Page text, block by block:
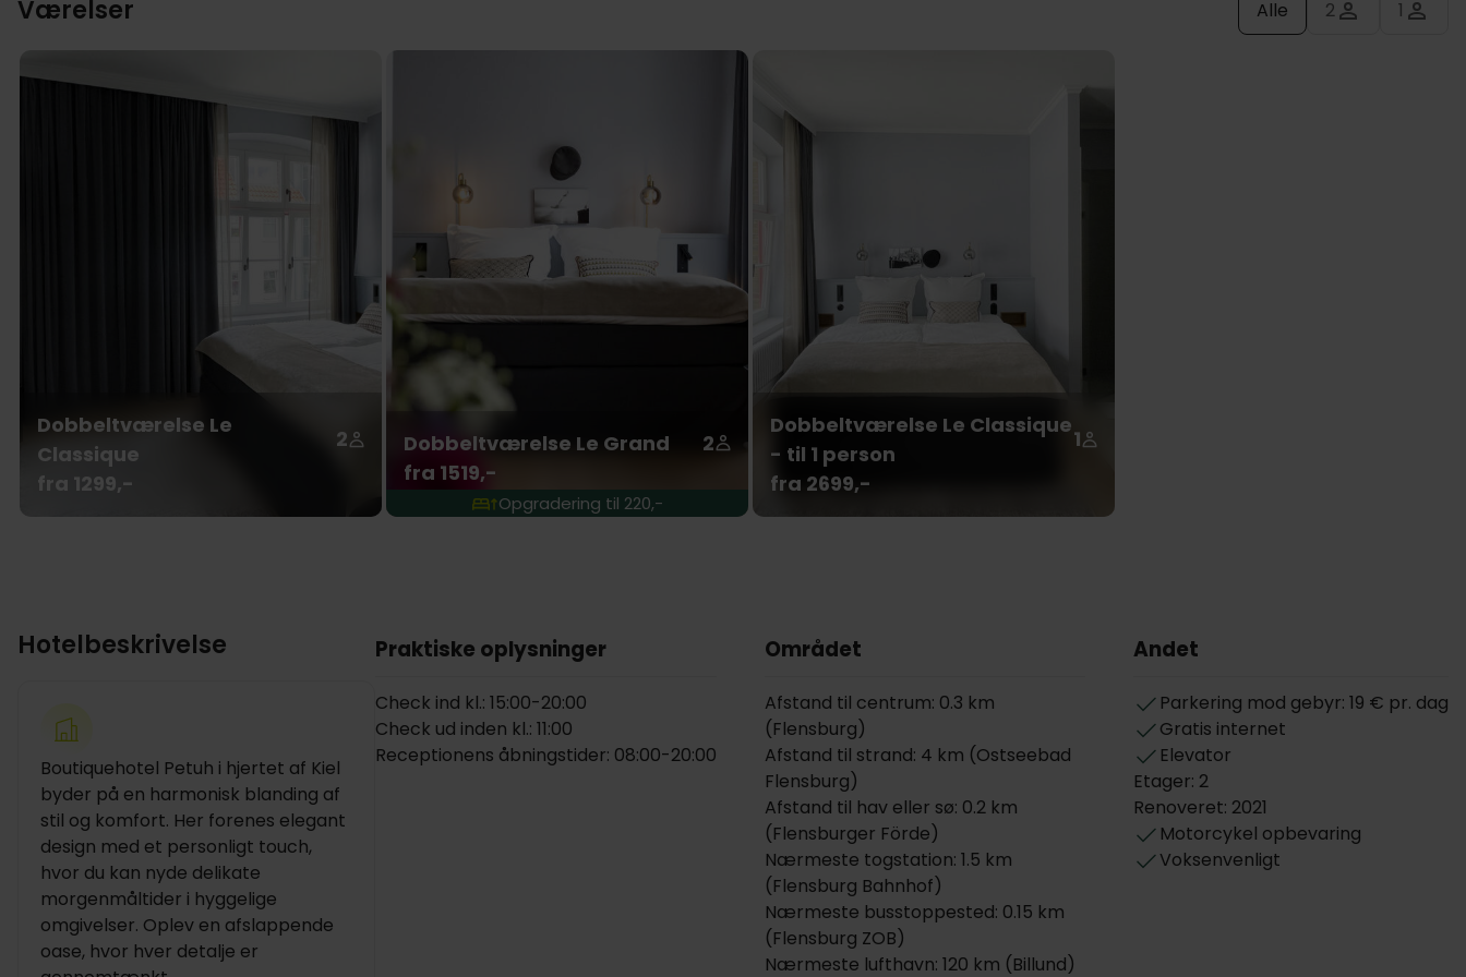
Værelser Alle 2 1
Dobbeltværelse Le
Classique
2
fra 1299,-
Dobbeltværelse Le Grand
2
fra 1519,-
Opgradering til 220,-
Dobbeltværelse Le Classique
- til 1 person
1
fra 2699,-
Hotelbeskrivelse
Boutiquehotel Petuh i hjertet af Kiel
byder på en harmonisk blanding af
stil og komfort. Her forenes elegant
design med et personligt touch,
hvor du kan nyde delikate
morgenmåltider i hyggelige
omgivelser. Oplev en afslappende
oase, hvor hver detalje er
Praktiske oplysninger
Check ind kl.: 15:00-20:00
Check ud inden kl.: 11:00
Receptionens åbningstider: 08:00-20:00
Området
Afstand til centrum: 0.3 km
(Flensburg)
Afstand til strand: 4 km (Ostseebad
Flensburg)
Afstand til hav eller sø: 0.2 km
(Flensburger Förde)
Nærmeste togstation: 1.5 km
(Flensburg Bahnhof)
Nærmeste busstoppested: 0.15 km
(Flensburg ZOB)
Nærmeste lufthavn: 120 km (Billund)
Andet
Parkering mod gebyr: 19 € pr. dag
Gratis internet
Elevator
Etager: 2
Renoveret: 2021
Motorcykel opbevaring
Voksenvenligt